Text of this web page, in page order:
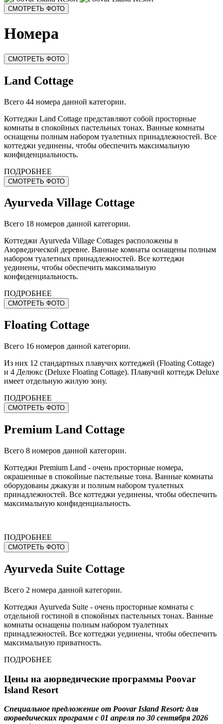
СМОТРЕТЬ ФОТО
Номера
СМОТРЕТЬ ФОТО
Land Cottage
Всего 44 номера данной категории.
Коттеджи Land Cottage представляют собой просторные
комнаты в спокойных пастельных тонах. Ванные комнаты
оснащены полным набором туалетных принадлежностей. Все
коттеджи уединены, чтобы обеспечить максимальную
конфиденциальность.
ПОДРОБНЕЕ
СМОТРЕТЬ ФОТО
Ayurveda Village Cottage
Всего 18 номеров данной категории.
Коттеджи Ayurveda Village Cottages расположены в
Аюрведической деревне. Ванные комнаты оснащены полным
набором туалетных принадлежностей. Все коттеджи
уединены, чтобы обеспечить максимальную
конфиденциальность.
ПОДРОБНЕЕ
СМОТРЕТЬ ФОТО
Floating Cottage
Всего 16 номеров данной категории.
Из них 12 стандартных плавучих коттеджей (Floating Cottage)
и 4 Делюкс (Deluxe Floating Cottage). Плавучий коттедж Deluxe
имеет отдельную жилую зону.
ПОДРОБНЕЕ
СМОТРЕТЬ ФОТО
Premium Land Cottage
Всего 8 номеров данной категории.
Коттеджи Premium Land - очень просторные номера,
окрашенные в спокойные пастельные тона. Ванные комнаты
оборудованы джакузи и полным набором туалетных
принадлежностей. Все коттеджи уединены, чтобы обеспечить
максимальную конфиденциальность.
ПОДРОБНЕЕ
СМОТРЕТЬ ФОТО
Ayurveda Suite Cottage
Всего 2 номера данной категории.
Коттеджи Ayurveda Suite - очень просторные комнаты с
отдельной гостиной в спокойных пастельных тонах. Ванные
комнаты оснащены полным набором туалетных
принадлежностей. Все коттеджи уединены, чтобы обеспечить
максимальную приватность.
ПОДРОБНЕЕ
Цены на аюрведические программы Poovar
Island Resort
Специальное предложение от Poovar Island Resort: для
аюрведических программ с 01 апреля по 30 сентября 2026